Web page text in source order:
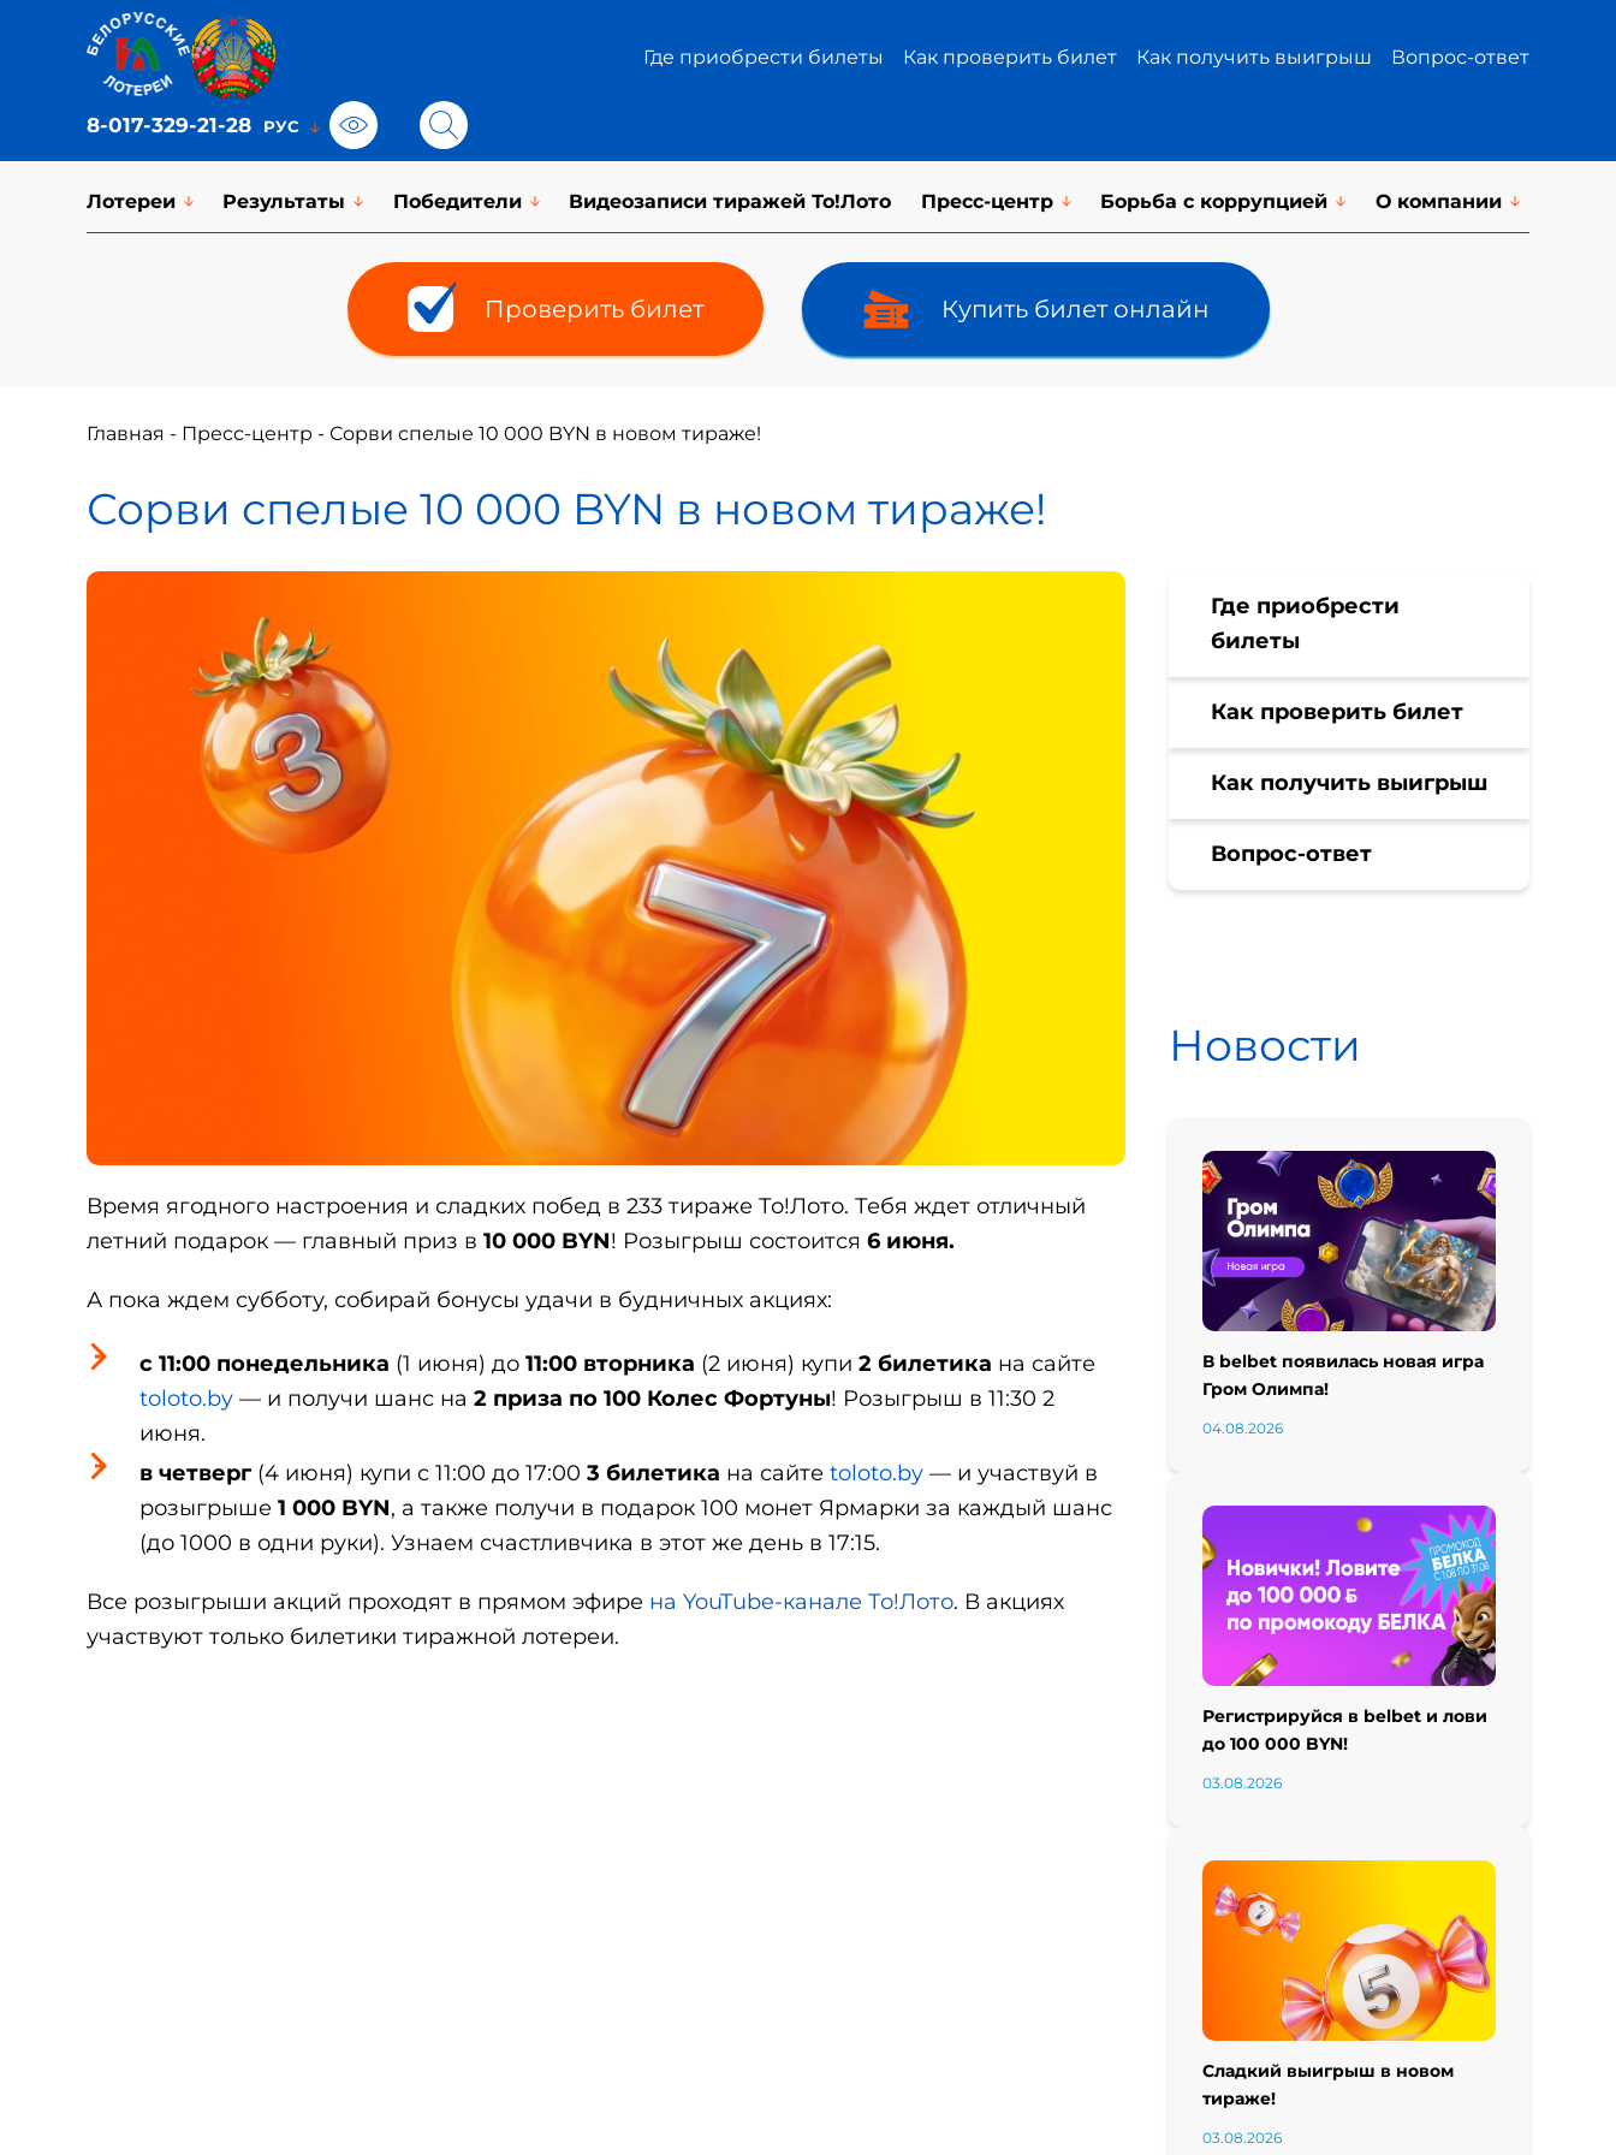
Где приобрести билеты Как проверить билет Как получить выигрыш Вопрос-ответ
8-017-329-21-28
Лотереи Результаты Победители Видеозаписи тиражей То!Лото Пресс-центр Борьба с коррупцией О компании
Проверить билет Купить билет онлайн
Главная - Пресс-центр - Сорви спелые 10 000 BYN в новом тираже!
Сорви спелые 10 000 BYN в новом тираже!
Время ягодного настроения и сладких побед в 233 тираже То!Лото. Тебя ждет отличный
летний подарок — главный приз в 10 000 BYN! Розыгрыш состоится 6 июня.
А пока ждем субботу, собирай бонусы удачи в будничных акциях:
с 11:00 понедельника (1 июня) до 11:00 вторника (2 июня) купи 2 билетика на сайте
toloto.by — и получи шанс на 2 приза по 100 Колес Фортуны! Розыгрыш в 11:30 2
июня.
в четверг(4 июня) купи с 11:00 до 17:00 3 билетика на сайте toloto.by — и участвуй в
розыгрыше 1 000 BYN, а также получи в подарок 100 монет Ярмарки за каждый шанс
(до 1000 в одни руки). Узнаем счастливчика в этот же день в 17:15.
Все розыгрыши акций проходят в прямом эфире на YouTube-канале То!Лото. В акциях
участвуют только билетики тиражной лотереи.
Где приобрести
билеты
Как проверить билет
Как получить выигрыш
Вопрос-ответ
Новости
В belbet появилась новая игра
Гром Олимпа!
04.08.2026
Регистрируйся в belbet и лови
до 100 000 BYN!
03.08.2026
Сладкий выигрыш в новом
тираже!
03.08.2026